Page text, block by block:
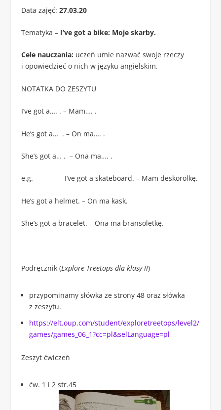
Data zajęć: 27.03.20
Tematyka – I’ve got a bike: Moje skarby.
Cele nauczania: uczeń umie nazwać swoje rzeczy
i opowiedzieć o nich w języku angielskim.
NOTATKA DO ZESZYTU
I’ve got a…. . – Mam…. .
He’s got a… . – On ma…. .
She’s got a… . – Ona ma…. .
e.g. I’ve got a skateboard. – Mam deskorolkę.
He’s got a helmet. – On ma kask.
She’s got a bracelet. – Ona ma bransoletkę.
Podręcznik (Explore Treetops dla klasy II)
przypominamy słówka ze strony 48 oraz słówka
z zeszytu.
https://elt.oup.com/student/exploretreetops/level2/
games/games_06_1?cc=pl&selLanguage=pl
Zeszyt ćwiczeń
ćw. 1 i 2 str.45